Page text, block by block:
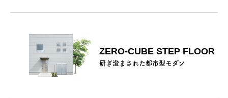
ZERO-CUBE STEP FLOOR
研ぎ澄まされた都市型モダン